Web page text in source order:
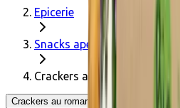
Epicerie
Snacks apéro
Crackers au romarin BIO -
Crackers au romarin BIO - ROSEMARY